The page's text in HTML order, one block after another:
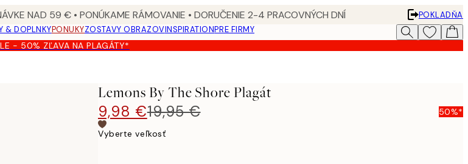
NAD 59 € • PONÚKAME RÁMOVANIE • DORUČENIE 2-4 PRACOVNÝCH DNÍ
POKLADŇA
& DOPLNKYPONUKYZOSTAVY OBRAZOVINSPIRATIONPRE FIRMY
- 50% ZĽAVA NA PLAGÁTY*
Lemons By The Shore Plagát
9,98 €19,95 € 50%*
Vyberte veľkosť